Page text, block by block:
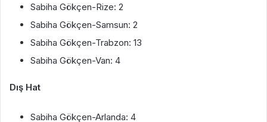
Sabiha Gökçen-Rize: 2
Sabiha Gökçen-Samsun: 2
Sabiha Gökçen-Trabzon: 13
Sabiha Gökçen-Van: 4
Dış Hat
Sabiha Gökçen-Arlanda: 4